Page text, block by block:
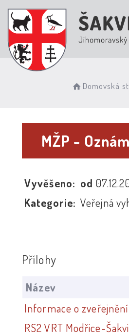
Domovská
MŽP -
Vyvěšeno: od
Kategorie: Veřejná
Přílohy
Název
Informace o zveřejnění
RS2 VRT Modřice-